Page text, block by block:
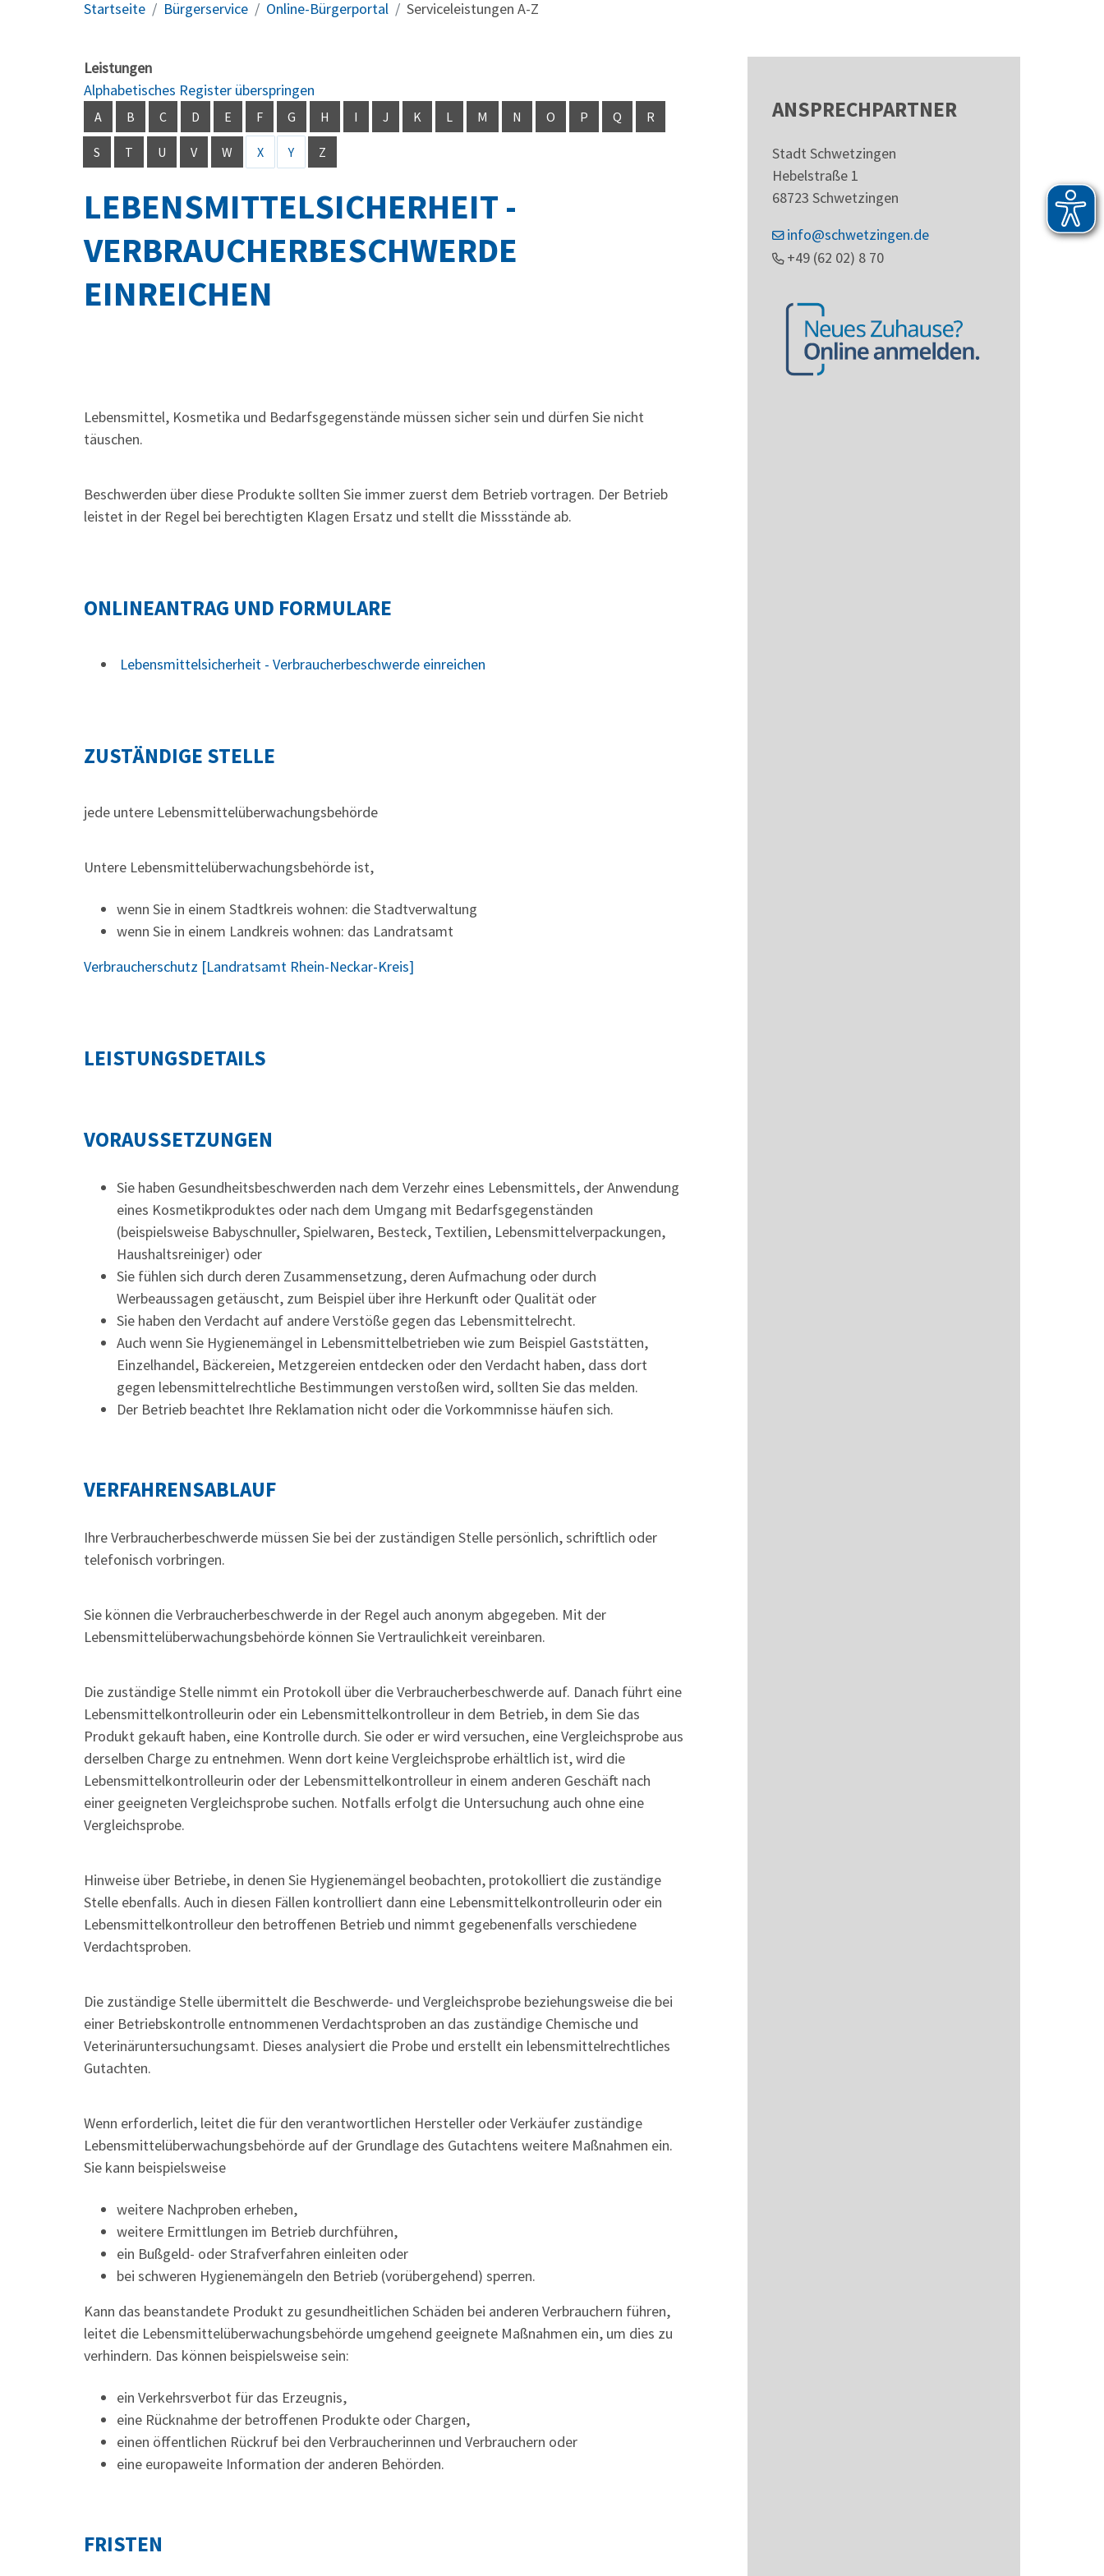
Startseite Bürgerservice Online-Bürgerportal Serviceleistungen A-Z
Leistungen
Alphabetisches Register überspringen
A B C D E F G H I J K L M N O P Q R
S T U V W X Y Z
LEBENSMITTELSICHERHEIT -
VERBRAUCHERBESCHWERDE
EINREICHEN
Lebensmittel, Kosmetika und Bedarfsgegenstände müssen sicher sein und dürfen Sie nicht
täuschen.
Beschwerden über diese Produkte sollten Sie immer zuerst dem Betrieb vortragen. Der Betrieb
leistet in der Regel bei berechtigten Klagen Ersatz und stellt die Missstände ab.
ONLINEANTRAG UND FORMULARE
Lebensmittelsicherheit - Verbraucherbeschwerde einreichen
ZUSTÄNDIGE STELLE
jede untere Lebensmittelüberwachungsbehörde
Untere Lebensmittelüberwachungsbehörde ist,
wenn Sie in einem Stadtkreis wohnen: die Stadtverwaltung
wenn Sie in einem Landkreis wohnen: das Landratsamt
Verbraucherschutz [Landratsamt Rhein-Neckar-Kreis]
LEISTUNGSDETAILS
VORAUSSETZUNGEN
Sie haben Gesundheitsbeschwerden nach dem Verzehr eines Lebensmittels, der Anwendung
eines Kosmetikproduktes oder nach dem Umgang mit Bedarfsgegenständen
(beispielsweise Babyschnuller, Spielwaren, Besteck, Textilien, Lebensmittelverpackungen,
Haushaltsreiniger) oder
Sie fühlen sich durch deren Zusammensetzung, deren Aufmachung oder durch
Werbeaussagen getäuscht, zum Beispiel über ihre Herkunft oder Qualität oder
Sie haben den Verdacht auf andere Verstöße gegen das Lebensmittelrecht.
Auch wenn Sie Hygienemängel in Lebensmittelbetrieben wie zum Beispiel Gaststätten,
Einzelhandel, Bäckereien, Metzgereien entdecken oder den Verdacht haben, dass dort
gegen lebensmittelrechtliche Bestimmungen verstoßen wird, sollten Sie das melden.
Der Betrieb beachtet Ihre Reklamation nicht oder die Vorkommnisse häufen sich.
VERFAHRENSABLAUF
Ihre Verbraucherbeschwerde müssen Sie bei der zuständigen Stelle persönlich, schriftlich oder
telefonisch vorbringen.
Sie können die Verbraucherbeschwerde in der Regel auch anonym abgegeben. Mit der
Lebensmittelüberwachungsbehörde können Sie Vertraulichkeit vereinbaren.
Die zuständige Stelle nimmt ein Protokoll über die Verbraucherbeschwerde auf. Danach führt eine
Lebensmittelkontrolleurin oder ein Lebensmittelkontrolleur in dem Betrieb, in dem Sie das
Produkt gekauft haben, eine Kontrolle durch. Sie oder er wird versuchen, eine Vergleichsprobe aus
derselben Charge zu entnehmen. Wenn dort keine Vergleichsprobe erhältlich ist, wird die
Lebensmittelkontrolleurin oder der Lebensmittelkontrolleur in einem anderen Geschäft nach
einer geeigneten Vergleichsprobe suchen. Notfalls erfolgt die Untersuchung auch ohne eine
Vergleichsprobe.
Hinweise über Betriebe, in denen Sie Hygienemängel beobachten, protokolliert die zuständige
Stelle ebenfalls. Auch in diesen Fällen kontrolliert dann eine Lebensmittelkontrolleurin oder ein
Lebensmittelkontrolleur den betroffenen Betrieb und nimmt gegebenenfalls verschiedene
Verdachtsproben.
Die zuständige Stelle übermittelt die Beschwerde- und Vergleichsprobe beziehungsweise die bei
einer Betriebskontrolle entnommenen Verdachtsproben an das zuständige Chemische und
Veterinäruntersuchungsamt. Dieses analysiert die Probe und erstellt ein lebensmittelrechtliches
Gutachten.
Wenn erforderlich, leitet die für den verantwortlichen Hersteller oder Verkäufer zuständige
Lebensmittelüberwachungsbehörde auf der Grundlage des Gutachtens weitere Maßnahmen ein.
Sie kann beispielsweise
weitere Nachproben erheben,
weitere Ermittlungen im Betrieb durchführen,
ein Bußgeld- oder Strafverfahren einleiten oder
bei schweren Hygienemängeln den Betrieb (vorübergehend) sperren.
Kann das beanstandete Produkt zu gesundheitlichen Schäden bei anderen Verbrauchern führen,
leitet die Lebensmittelüberwachungsbehörde umgehend geeignete Maßnahmen ein, um dies zu
verhindern. Das können beispielsweise sein:
ein Verkehrsverbot für das Erzeugnis,
eine Rücknahme der betroffenen Produkte oder Chargen,
einen öffentlichen Rückruf bei den Verbraucherinnen und Verbrauchern oder
eine europaweite Information der anderen Behörden.
FRISTEN
ANSPRECHPARTNER
Stadt Schwetzingen
Hebelstraße 1
68723 Schwetzingen
info@schwetzingen.de
+49 (62 02) 8 70